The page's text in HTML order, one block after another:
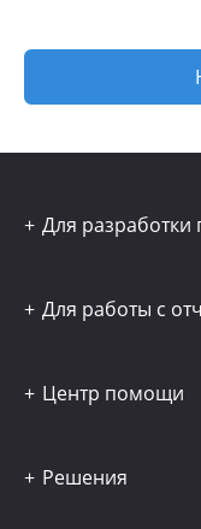
Для
Для работы с
Центр помощи
Решения